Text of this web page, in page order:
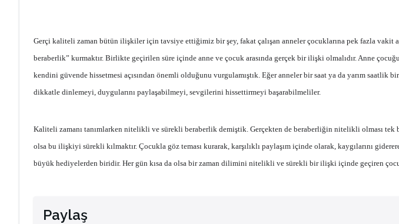
Gerçi kaliteli zaman bütün ilişkiler için tavsiye ettiğimiz bir şey, fakat çalışan anneler çocuklarına pek fazla vakit
beraberlik” kurmaktır. Birlikte geçirilen süre içinde anne ve çocuk arasında gerçek bir ilişki olmalıdır. Anne
kendini güvende hissetmesi açısından önemli olduğunu vurgulamıştık. Eğer anneler bir saat ya da yarım saatlik
dikkatle dinlemeyi, duygularını paylaşabilmeyi, sevgilerini hissettirmeyi başarabilmeliler.
Kaliteli zamanı tanımlarken nitelikli ve sürekli beraberlik demiştik. Gerçekten de beraberliğin nitelikli olması
olsa bu ilişkiyi sürekli kılmaktır. Çocukla göz teması kurarak, karşılıklı paylaşım içinde olarak, kaygılarını
büyük hediyelerden biridir. Her gün kısa da olsa bir zaman dilimini nitelikli ve sürekli bir ilişki içinde geçiren
Paylaş